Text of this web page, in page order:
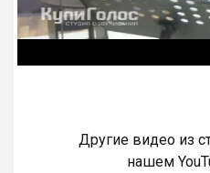
Другие видео из
нашем